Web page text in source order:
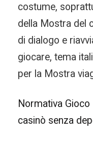
costume,
della Mostra del
di dialogo e
giocare, tema
per la Mostra
Normativa
casinò senza